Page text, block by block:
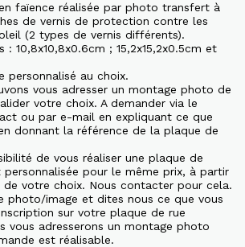
faïence réalisée par photo transfert à
de vernis de protection contre les
(2 types de vernis différents).
10,8x10,8x0.6cm ; 15,2x15,2x0.5cm et
personnalisé au choix.
vous adresser un montage photo de
votre choix. A demander via le
ou par e-mail en expliquant ce que
donnant la référence de la plaque de
de vous réaliser une plaque de
pour le même prix, à partir
votre choix. Nous contacter pour cela.
photo/image et dites nous ce que vous
sur votre plaque de rue
vous adresserons un montage photo
est réalisable.